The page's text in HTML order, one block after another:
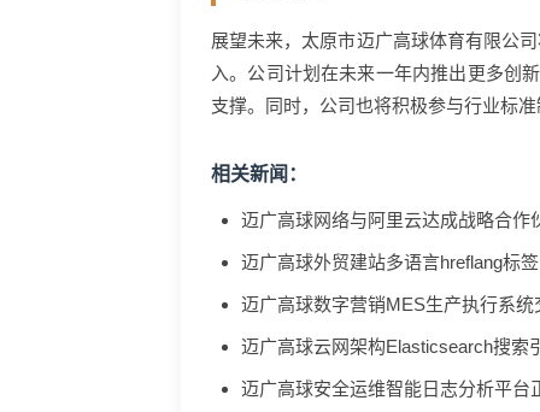
展望未来，太原市迈广高球体育有限公
入。公司计划在未来一年内推出更多创
支撑。同时，公司也将积极参与行业标
相关新闻：
迈广高球网络与阿里云达成战略合作
迈广高球外贸建站多语言hreflang标
迈广高球数字营销MES生产执行系统
迈广高球云网架构Elasticsearch搜索
迈广高球安全运维智能日志分析平台